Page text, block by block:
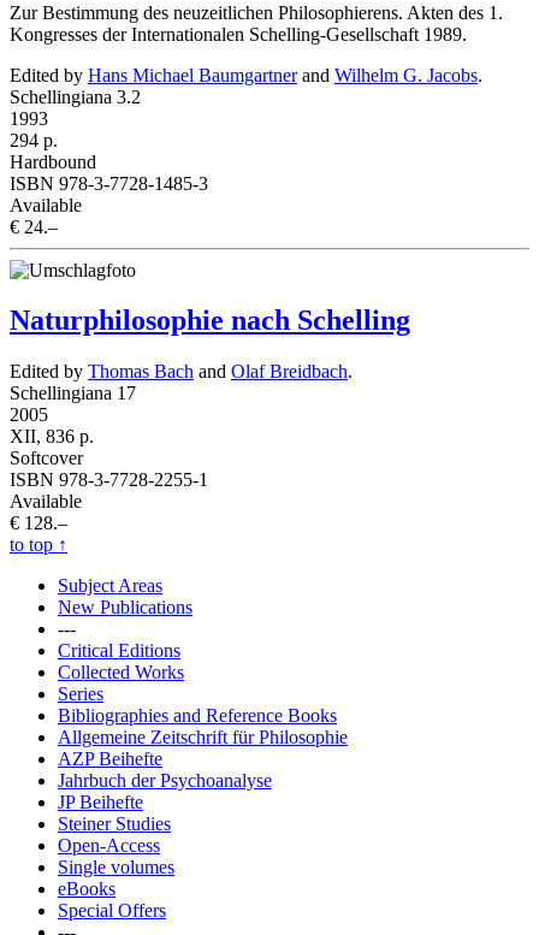
Zur Bestimmung des neuzeitlichen Philosophierens. Akten des 1.
Kongresses der Internationalen Schelling-Gesellschaft 1989.
Edited by Hans Michael Baumgartnerand Wilhelm G. Jacobs.
Schellingiana 3.2
1993
294 p.
Hardbound
ISBN 978-3-7728-1485-3
Available
€ 24.–
Naturphilosophie nach Schelling
Edited by Thomas Bach and Olaf Breidbach.
Schellingiana 17
2005
XII, 836 p.
Softcover
ISBN 978-3-7728-2255-1
Available
€ 128.–
to top ↑
Subject Areas
New Publications
---
Critical Editions
Collected Works
Series
Bibliographies and Reference Books
Allgemeine Zeitschrift für Philosophie
AZP Beihefte
Jahrbuch der Psychoanalyse
JP Beihefte
Steiner Studies
Open-Access
Single volumes
eBooks
Special Offers